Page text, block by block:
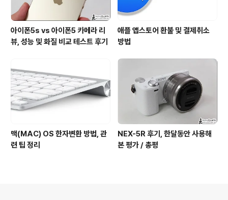
아이폰5s vs 아이폰5 카메라 리
뷰, 성능 및 화질 비교 테스트 후기
애플 앱스토어 환불 및 결제취소
방법
맥(MAC) OS 한자변환 방법, 관
련 팁 정리
NEX-5R 후기, 한달동안 사용해
본 평가 / 총평